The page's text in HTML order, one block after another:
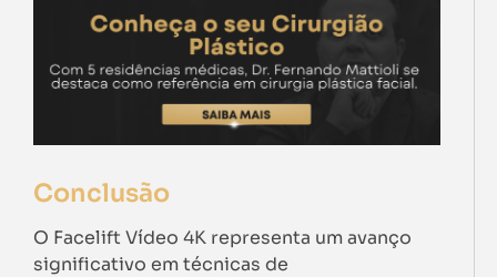
Conclusão
O Facelift Vídeo 4K representa um avanço
significativo em técnicas de